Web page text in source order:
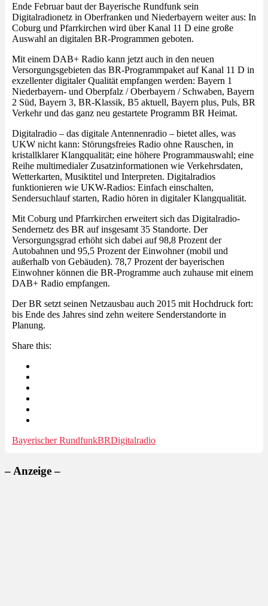
Ende Februar baut der Bayerische Rundfunk sein
Digitalradionetz in Oberfranken und Niederbayern weiter aus: In
Coburg und Pfarrkirchen wird über Kanal 11 D eine große
Auswahl an digitalen BR-Programmen geboten.
Mit einem DAB+ Radio kann jetzt auch in den neuen
Versorgungsgebieten das BR-Programmpaket auf Kanal 11 D in
exzellenter digitaler Qualität empfangen werden: Bayern 1
Niederbayern- und Oberpfalz / Oberbayern / Schwaben, Bayern
2 Süd, Bayern 3, BR-Klassik, B5 aktuell, Bayern plus, Puls, BR
Verkehr und das ganz neu gestartete Programm BR Heimat.
Digitalradio – das digitale Antennenradio – bietet alles, was
UKW nicht kann: Störungsfreies Radio ohne Rauschen, in
kristallklarer Klangqualität; eine höhere Programmauswahl; eine
Reihe multimedialer Zusatzinformationen wie Verkehrsdaten,
Wetterkarten, Musiktitel und Interpreten. Digitalradios
funktionieren wie UKW-Radios: Einfach einschalten,
Sendersuchlauf starten, Radio hören in digitaler Klangqualität.
Mit Coburg und Pfarrkirchen erweitert sich das Digitalradio-
Sendernetz des BR auf insgesamt 35 Standorte. Der
Versorgungsgrad erhöht sich dabei auf 98,8 Prozent der
Autobahnen und 95,5 Prozent der Einwohner (mobil und
außerhalb von Gebäuden). 78,7 Prozent der bayerischen
Einwohner können die BR-Programme auch zuhause mit einem
DAB+ Radio empfangen.
Der BR setzt seinen Netzausbau auch 2015 mit Hochdruck fort:
bis Ende des Jahres sind zehn weitere Senderstandorte in
Planung.
Share this:
Bayerischer RundfunkBRDigitalradio
– Anzeige –